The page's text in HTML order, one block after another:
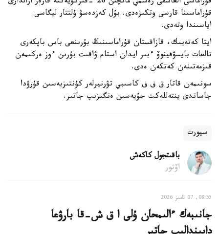
قۇراماسىنا قارسى وتكىزەدى. بۇل كەزدەسۋ ۇلتتار ليگاسى
اياسىندا وتەدى.
ايتا كەتەيىك، قازاقستان قۇراماسىنىڭ بۇرىنعى باس باپكەرى
تالعات بايسۋفينوۆ ءبىر ايدان استام ۋاقىت بۇرىن ءوز ەركىمەن
قىزمەتىنەن كەتكەن ەدى.
سونىمەن قاتار ق ف ف كاسىبي تۋرنيرلەر كۇنتىزبەسىن قۇرۋدا
جاساندى ينتەللەكت جۇيەسىن ەنگىزىپ جاتىر.
سپورت
باقىتجول كاكەش
اۆتور
08:55, 07 تامىز 2026
جانىبەك ءالىمحان ۇلى ا ق ش-قا بارۋعا